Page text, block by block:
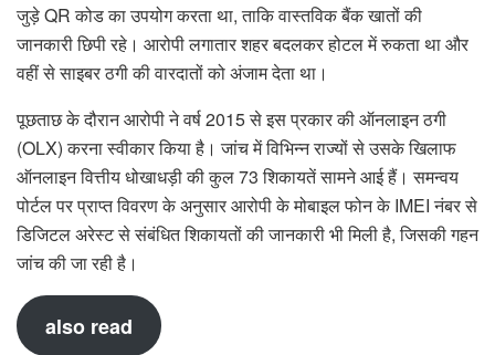
जुड़े QR कोड का उपयोग करता था, ताकि वास्तविक बैंक खातों की
जानकारी छिपी रहे। आरोपी लगातार शहर बदलकर होटल में रुकता था और
वहीं से साइबर ठगी की वारदातों को अंजाम देता था।
पूछताछ के दौरान आरोपी ने वर्ष 2015 से इस प्रकार की ऑनलाइन ठगी
(OLX) करना स्वीकार किया है। जांच में विभिन्न राज्यों से उसके खिलाफ
ऑनलाइन वित्तीय धोखाधड़ी की कुल 73 शिकायतें सामने आई हैं। समन्वय
पोर्टल पर प्राप्त विवरण के अनुसार आरोपी के मोबाइल फोन के IMEI नंबर से
डिजिटल अरेस्ट से संबंधित शिकायतों की जानकारी भी मिली है, जिसकी गहन
जांच की जा रही है।
also read